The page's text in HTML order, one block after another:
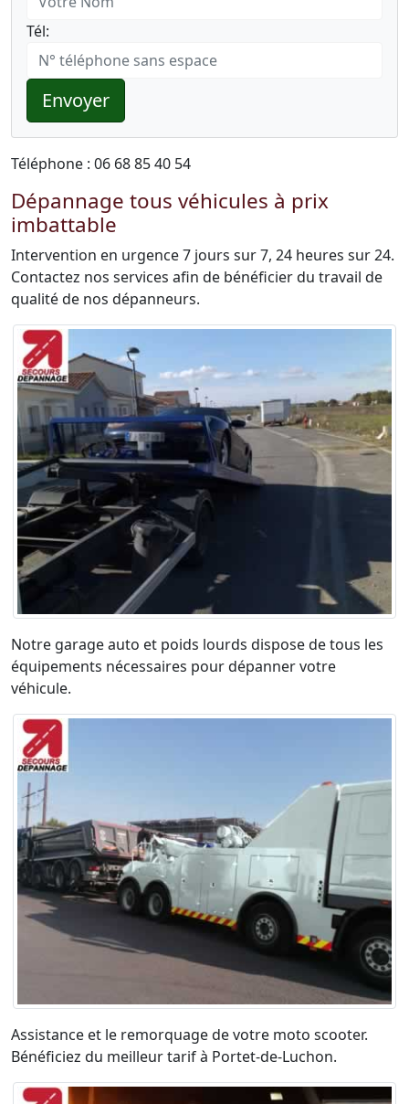
Tél:
Envoyer
Téléphone : 06 68 85 40 54
Dépannage tous véhicules à prix
imbattable
Intervention en urgence 7 jours sur 7, 24 heures sur 24.
Contactez nos services afin de bénéficier du travail de
qualité de nos dépanneurs.
Notre garage auto et poids lourds dispose de tous les
équipements nécessaires pour dépanner votre
véhicule.
Assistance et le remorquage de votre moto scooter.
Bénéficiez du meilleur tarif à Portet-de-Luchon.